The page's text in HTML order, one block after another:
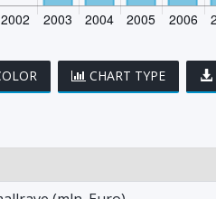
CHART TYPE